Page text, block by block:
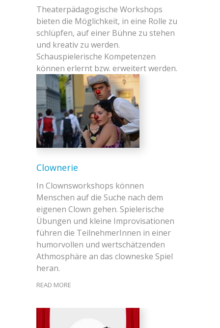
Theaterpädagogische Workshops
bieten die Möglichkeit, in eine Rolle zu
schlüpfen, auf einer Bühne zu stehen
und kreativ zu werden.
Schauspielerische Kompetenzen
können erlernt bzw. erweitert werden.
Clownerie
In Clownsworkshops können
Menschen auf die Suche nach dem
eigenen Clown gehen. Spielerische
Übungen und kleine Improvisationen
führen die TeilnehmerInnen in einer
humorvollen und wertschätzenden
Athmosphäre an das clowneske Spiel
heran.
READ MORE